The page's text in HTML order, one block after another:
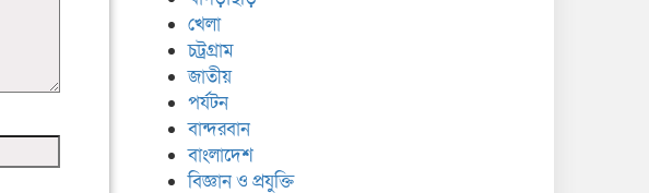
খেলা
চট্রগ্রাম
জাতীয়
পর্যটন
বান্দরবান
বাংলাদেশ
বিজ্ঞান ও প্রযুক্তি